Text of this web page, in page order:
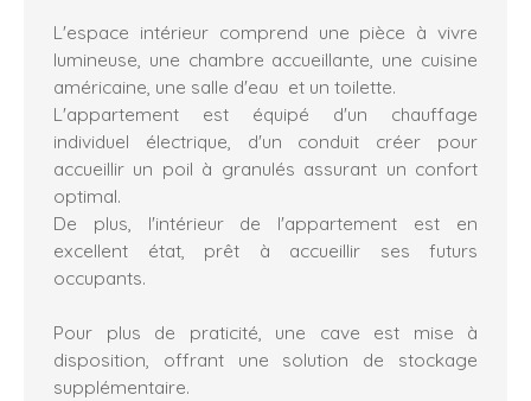
L'espace intérieur comprend une pièce à vivre
lumineuse, une chambre accueillante, une cuisine
américaine, une salle d'eau et un toilette.
L'appartement est équipé d'un chauffage
individuel électrique, d'un conduit créer pour
accueillir un poil à granulés assurant un confort
optimal.
De plus, l'intérieur de l'appartement est en
excellent état, prêt à accueillir ses futurs
occupants.
Pour plus de praticité, une cave est mise à
disposition, offrant une solution de stockage
supplémentaire.